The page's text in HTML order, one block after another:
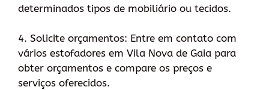
determinados tipos de mobiliário ou tecidos.
4. Solicite orçamentos: Entre em contato com
vários estofadores em Vila Nova de Gaia para
obter orçamentos e compare os preços e
serviços oferecidos.